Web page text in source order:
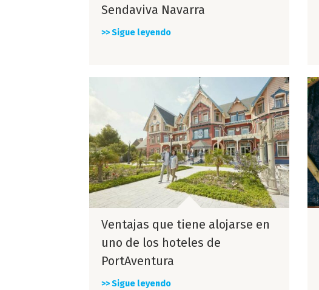
Sendaviva Navarra
>> Sigue leyendo
Ventajas que tiene alojarse en
uno de los hoteles de
PortAventura
>> Sigue leyendo